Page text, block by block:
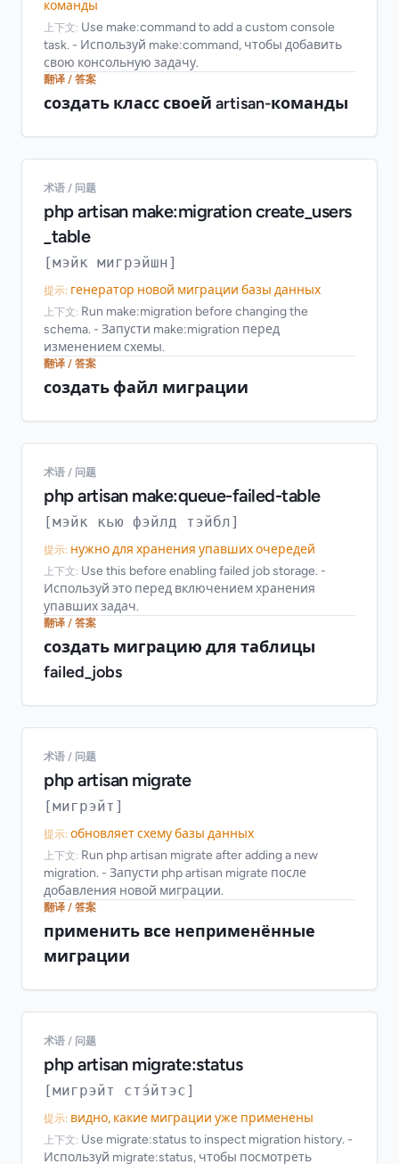
команды
上下文: Use make:command to add a custom console
task. - Используй make:command, чтобы добавить
свою консольную задачу.
翻译 / 答案
создать класс своей artisan-команды
术语 / 问题
php artisan make:migration create_users
_table
[мэйк мигрэйшн]
提示: генератор новой миграции базы данных
上下文: Run make:migration before changing the
schema. - Запусти make:migration перед
изменением схемы.
翻译 / 答案
создать файл миграции
术语 / 问题
php artisan make:queue-failed-table
[мэйк кью фэйлд тэйбл]
提示: нужно для хранения упавших очередей
上下文: Use this before enabling failed job storage. -
Используй это перед включением хранения
упавших задач.
翻译 / 答案
создать миграцию для таблицы
failed_jobs
术语 / 问题
php artisan migrate
[мигрэйт]
提示: обновляет схему базы данных
上下文: Run php artisan migrate after adding a new
migration. - Запусти php artisan migrate после
добавления новой миграции.
翻译 / 答案
применить все неприменённые
миграции
术语 / 问题
php artisan migrate:status
[мигрэйт стэ́йтэс]
提示: видно, какие миграции уже применены
上下文: Use migrate:status to inspect migration history. -
Используй migrate:status, чтобы посмотреть